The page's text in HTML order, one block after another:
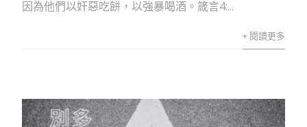
因為他們以奸惡吃餅，以強暴喝酒。箴言4:...
+ 閱讀更多